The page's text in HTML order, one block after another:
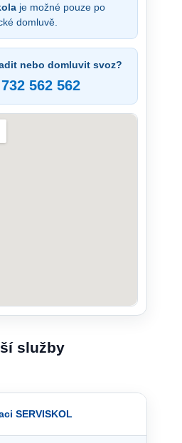
je možné pouze po
domluvě.
nebo domluvit svoz?
562 562
služby